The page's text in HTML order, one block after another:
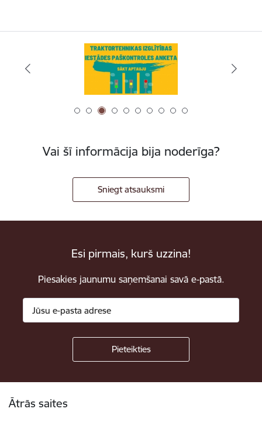
Vai šī informācija bija noderīga?
Sniegt atsauksmi
Esi pirmais, kurš uzzina!
Piesakies jaunumu saņemšanai savā e-pastā.
Ātrās saites